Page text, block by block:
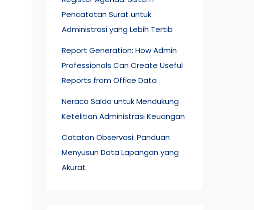
Pencatatan Surat untuk
Administrasi yang Lebih Tertib
Report Generation: How Admin
Professionals Can Create Useful
Reports from Office Data
Neraca Saldo untuk Mendukung
Ketelitian Administrasi Keuangan
Catatan Observasi: Panduan
Menyusun Data Lapangan yang
Akurat